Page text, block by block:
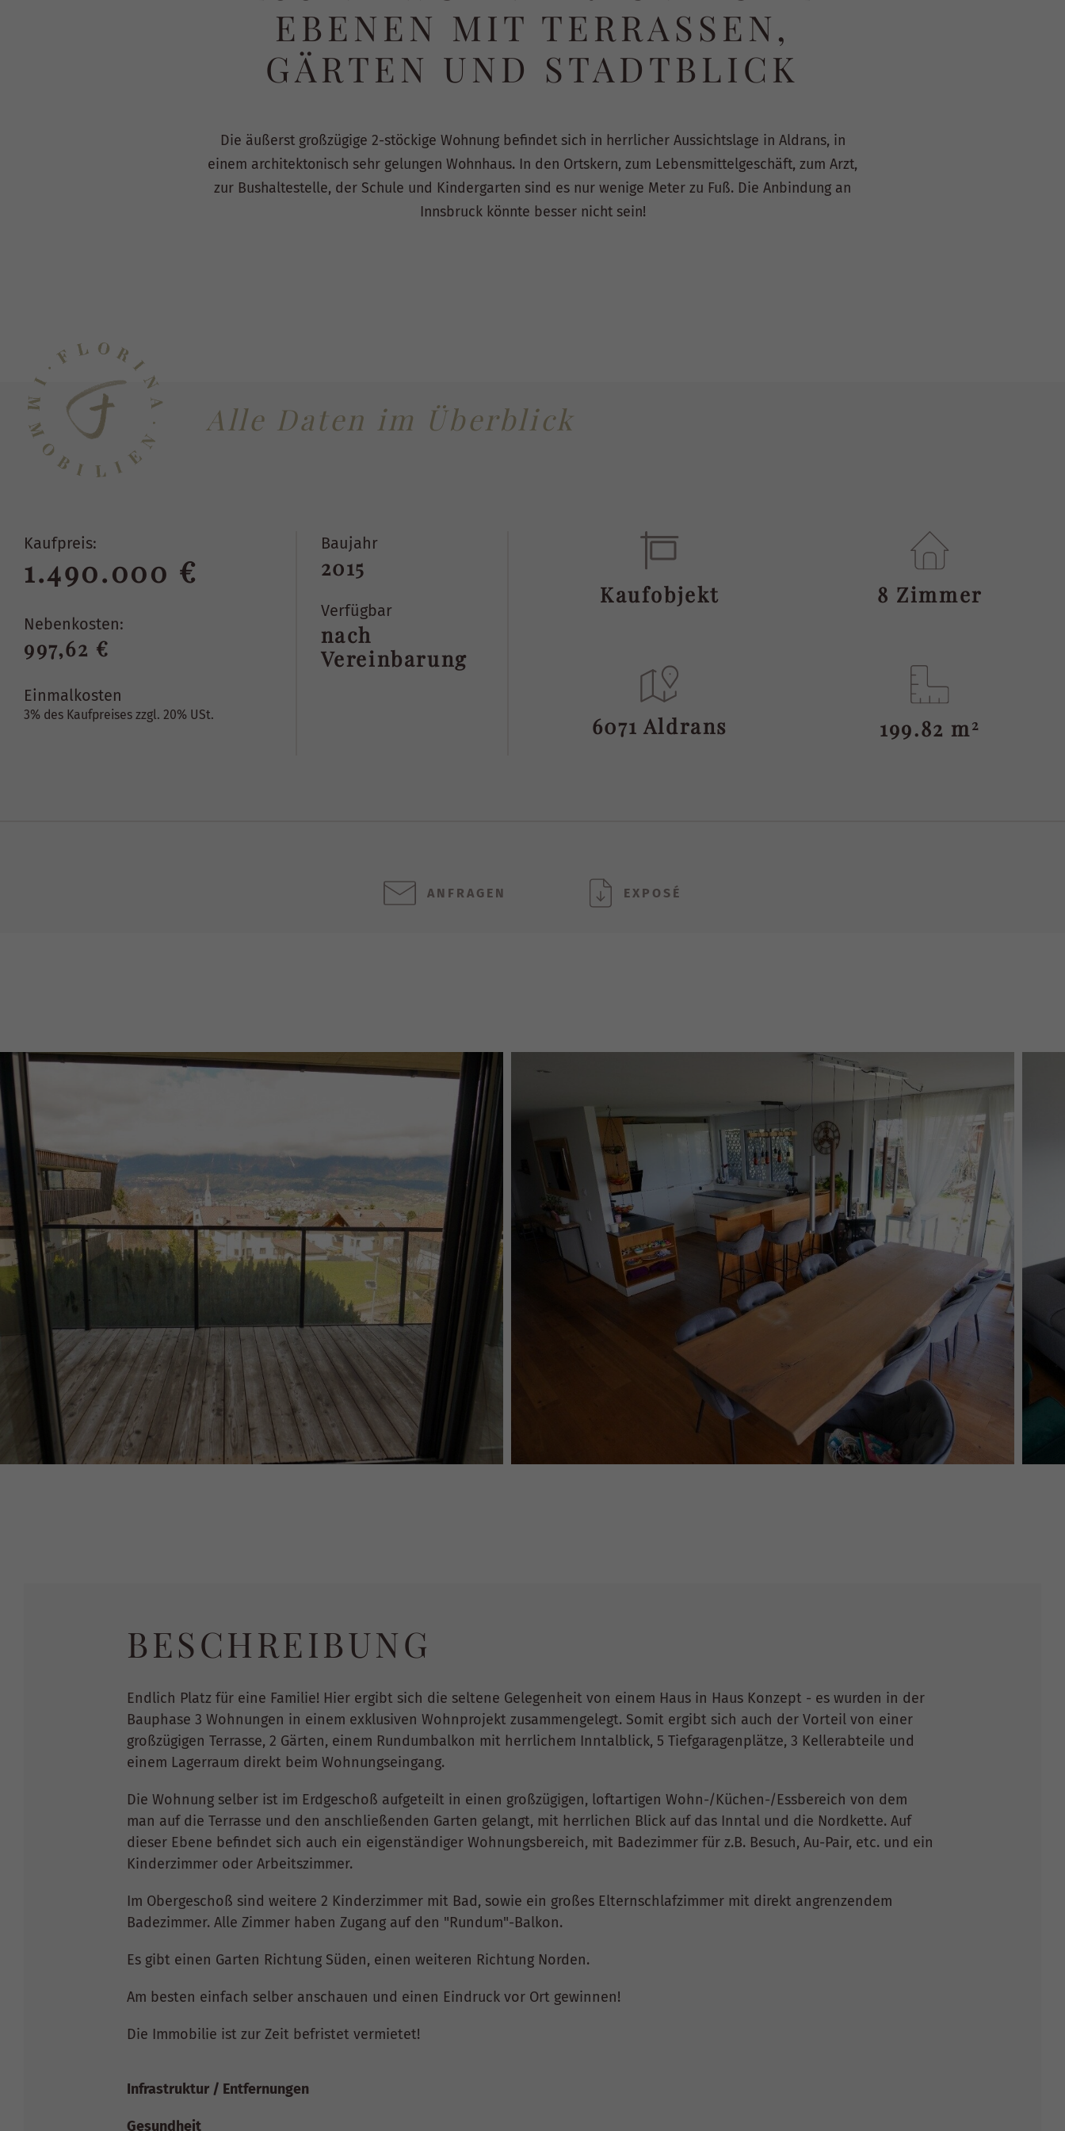
EBENEN MIT TERRASSEN,
GÄRTEN UND STADTBLICK
Die äußerst großzügige 2-stöckige Wohnung befindet sich in herrlicher Aussichtslage in Aldrans, in
einem architektonisch sehr gelungen Wohnhaus. In den Ortskern, zum Lebensmittelgeschäft, zum Arzt,
zur Bushaltestelle, der Schule und Kindergarten sind es nur wenige Meter zu Fuß. Die Anbindung an
Innsbruck könnte besser nicht sein!
Alle Daten im Überblick
Kaufpreis:
1.490.000 €
Nebenkosten:
997,62 €
Einmalkosten
3% des Kaufpreises zzgl. 20% USt.
Baujahr
2015
Verfügbar
nach
Vereinbarung
Kaufobjekt 8 Zimmer
6071 Aldrans 199.82 m2
ANFRAGEN EXPOSÉ
BESCHREIBUNG
Endlich Platz für eine Familie! Hier ergibt sich die seltene Gelegenheit von einem Haus in Haus Konzept - es wurden in der
Bauphase 3 Wohnungen in einem exklusiven Wohnprojekt zusammengelegt. Somit ergibt sich auch der Vorteil von einer
großzügigen Terrasse, 2 Gärten, einem Rundumbalkon mit herrlichem Inntalblick, 5 Tiefgaragenplätze, 3 Kellerabteile und
einem Lagerraum direkt beim Wohnungseingang.
Die Wohnung selber ist im Erdgeschoß aufgeteilt in einen großzügigen, loftartigen Wohn-/Küchen-/Essbereich von dem
man auf die Terrasse und den anschließenden Garten gelangt, mit herrlichen Blick auf das Inntal und die Nordkette. Auf
dieser Ebene befindet sich auch ein eigenständiger Wohnungsbereich, mit Badezimmer für z.B. Besuch, Au-Pair, etc. und ein
Kinderzimmer oder Arbeitszimmer.
Im Obergeschoß sind weitere 2 Kinderzimmer mit Bad, sowie ein großes Elternschlafzimmer mit direkt angrenzendem
Badezimmer. Alle Zimmer haben Zugang auf den "Rundum"-Balkon.
Es gibt einen Garten Richtung Süden, einen weiteren Richtung Norden.
Am besten einfach selber anschauen und einen Eindruck vor Ort gewinnen!
Die Immobilie ist zur Zeit befristet vermietet!
Infrastruktur / Entfernungen
Gesundheit